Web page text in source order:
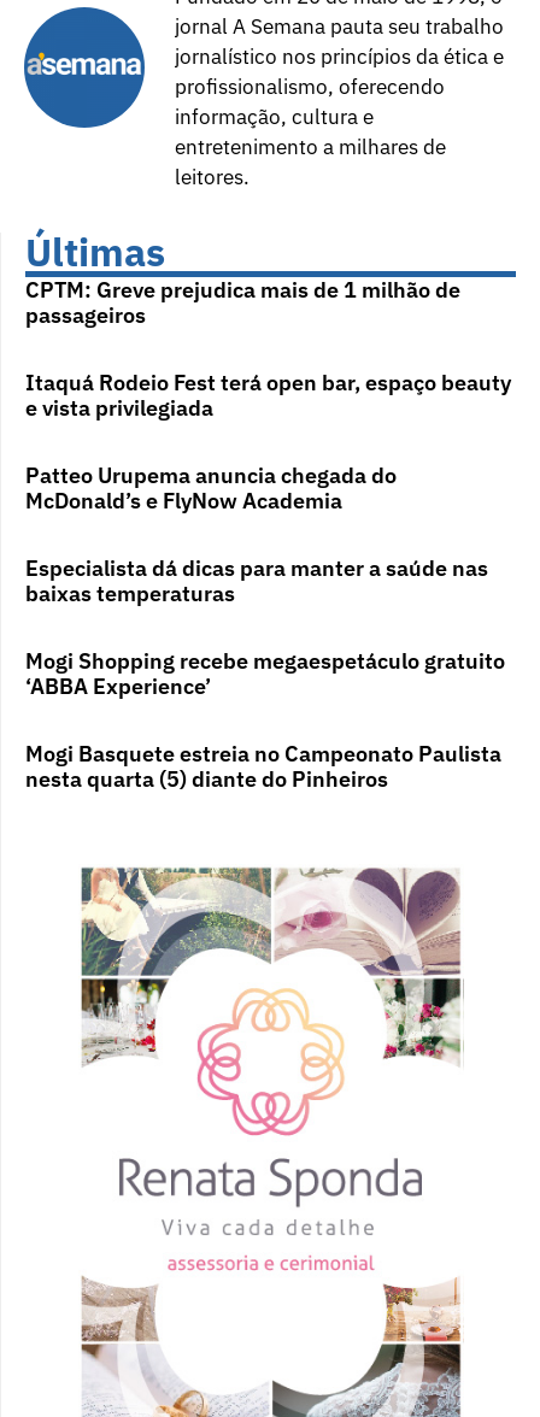
jornal A Semana pauta seu trabalho
jornalístico nos princípios da ética e
profissionalismo, oferecendo
informação, cultura e
entretenimento a milhares de
leitores.
Últimas
CPTM: Greve prejudica mais de 1 milhão de
passageiros
Itaquá Rodeio Fest terá open bar, espaço beauty
e vista privilegiada
Patteo Urupema anuncia chegada do
McDonald’s e FlyNow Academia
Especialista dá dicas para manter a saúde nas
baixas temperaturas
Mogi Shopping recebe megaespetáculo gratuito
‘ABBA Experience’
Mogi Basquete estreia no Campeonato Paulista
nesta quarta (5) diante do Pinheiros